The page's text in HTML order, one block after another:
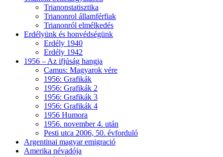
Trianonstatisztika
Trianonrol államférfiak
Trianonról elmélkedés
Erdélyünk és honvédségünk
Erdély 1940
Erdély 1942
1956 – Az ifjúság hangja
Camus: Magyarok vére
1956: Grafikák
1956: Grafikák 2
1956: Grafikák 3
1956: Grafikák 4
1956 Humora
1956. november 4. után
Pesti utca 2006, 50. évforduló
Argentinai magyar emigració
Amerika névadója